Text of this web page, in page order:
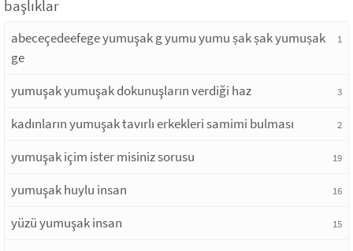
başlıklar
abeceçedeefege yumuşak g yumu yumu ṣak ṣak yumuṣak
ge
1
yumuşak yumuşak dokunuşların verdiği haz 3
kadınların yumuşak tavırlı erkekleri samimi bulması 2
yumuşak içim ister misiniz sorusu 19
yumuşak huylu insan 16
yüzü yumuşak insan 15